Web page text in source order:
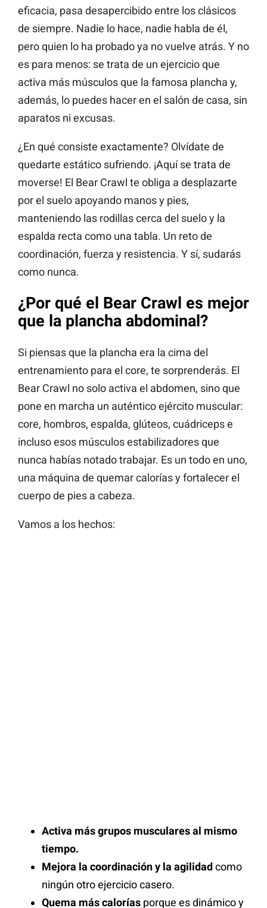
eficacia, pasa desapercibido entre los clásicos
de siempre. Nadie lo hace, nadie habla de él,
pero quien lo ha probado ya no vuelve atrás. Y no
es para menos: se trata de un ejercicio que
activa más músculos que la famosa plancha y,
además, lo puedes hacer en el salón de casa, sin
aparatos ni excusas.
¿En qué consiste exactamente? Olvídate de
quedarte estático sufriendo. ¡Aquí se trata de
moverse! El Bear Crawl te obliga a desplazarte
por el suelo apoyando manos y pies,
manteniendo las rodillas cerca del suelo y la
espalda recta como una tabla. Un reto de
coordinación, fuerza y resistencia. Y sí, sudarás
como nunca.
¿Por qué el Bear Crawl es mejor
que la plancha abdominal?
Si piensas que la plancha era la cima del
entrenamiento para el core, te sorprenderás. El
Bear Crawl no solo activa el abdomen, sino que
pone en marcha un auténtico ejército muscular:
core, hombros, espalda, glúteos, cuádriceps e
incluso esos músculos estabilizadores que
nunca habías notado trabajar. Es un todo en uno,
una máquina de quemar calorías y fortalecer el
cuerpo de pies a cabeza.
Vamos a los hechos:
Activa más grupos musculares al mismo
tiempo.
Mejora la coordinación y la agilidadcomo
ningún otro ejercicio casero.
Quema más calorías porque es dinámico y